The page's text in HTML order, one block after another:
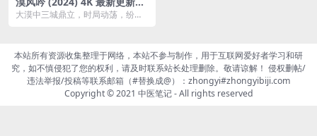
13夸克网盘下载
大漠中三城鼎立，时局动荡，纷争
本站所有资源收集整理于网络，本站不参与制作，用于互联网爱好者学习和研
究，如不慎侵犯了您的权利，请及时联系站长处理删除。敬请谅解！ 侵权删帖/
违法举报/投稿等联系邮箱（#替换成@）：zhongyi#zhongyibiji.com
Copyright © 2021 中医笔记- All rights reserved